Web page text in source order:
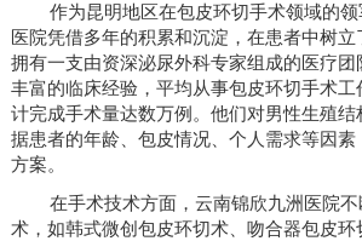
作为昆明地区在包皮环切手术领域的
医院凭借多年的积累和沉淀，在患者中树
拥有一支由资深泌尿外科专家组成的医疗
丰富的临床经验，平均从事包皮环切手术工
计完成手术量达数万例。他们对男性生殖
据患者的年龄、包皮情况、个人需求等因
方案。
在手术技术方面，云南锦欣九洲医院
术，如韩式微创包皮环切术、吻合器包皮